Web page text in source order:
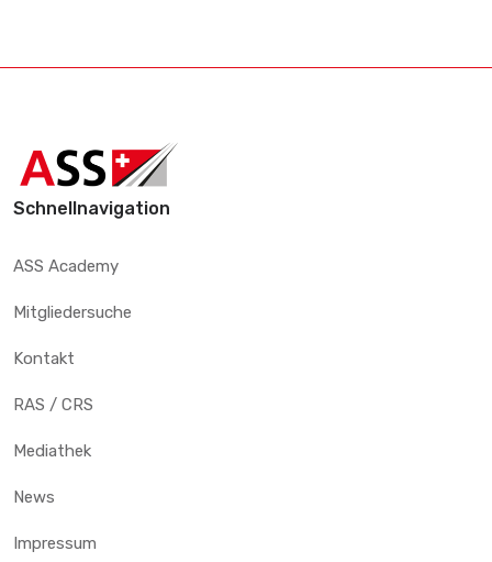
Schnellnavigation
ASS Academy
Mitgliedersuche
Kontakt
RAS / CRS
Mediathek
News
Impressum